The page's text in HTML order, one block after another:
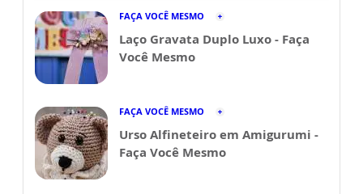
FAÇA VOCÊ MESMO
Laço Gravata Duplo Luxo - Faça
Você Mesmo
FAÇA VOCÊ MESMO
Urso Alfineteiro em Amigurumi -
Faça Você Mesmo